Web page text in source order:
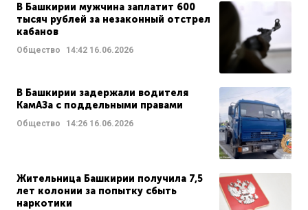
В Башкирии мужчина заплатит 600
тысяч рублей за незаконный отстрел
кабанов
Общество 14:42 16.06.2026
В Башкирии задержали водителя
КамАЗа с поддельными правами
Общество 14:26 16.06.2026
Жительница Башкирии получила 7,5
лет колонии за попытку сбыть
наркотики